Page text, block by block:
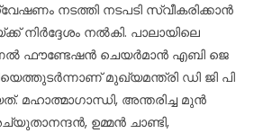
നടത്തി നടപടി സ്വീകരിക്കാൻ
നിർദ്ദേശം നൽകി. പാലായിലെ
ഫൗണ്ടേഷൻ ചെയർമാൻ എബി ജെ
മുഖ്യമന്ത്രി ഡി ജി പി
മഹാത്മാഗാന്ധി, അന്തരിച്ച മുന്‍
ഉമ്മന്‍ ചാണ്ടി,